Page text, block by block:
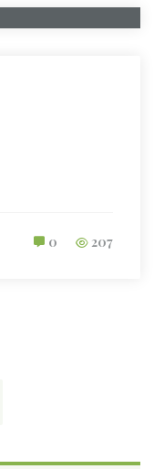
207
0